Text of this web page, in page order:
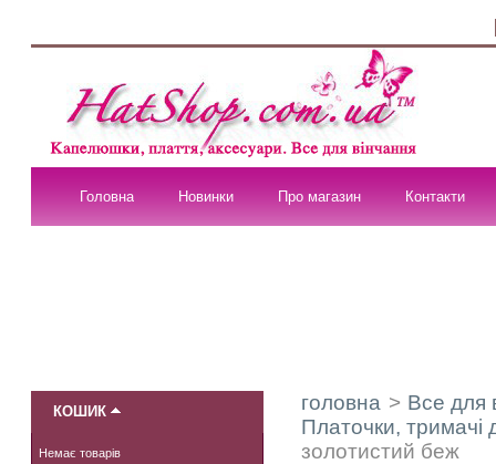
Головна Новинки Про магазин Контакти
КОШИК
Немає товарів
головна > Все для
Платочки, тримачі
золотистий беж